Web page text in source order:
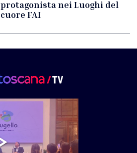
protagonista nei Luoghi del
cuore FAI